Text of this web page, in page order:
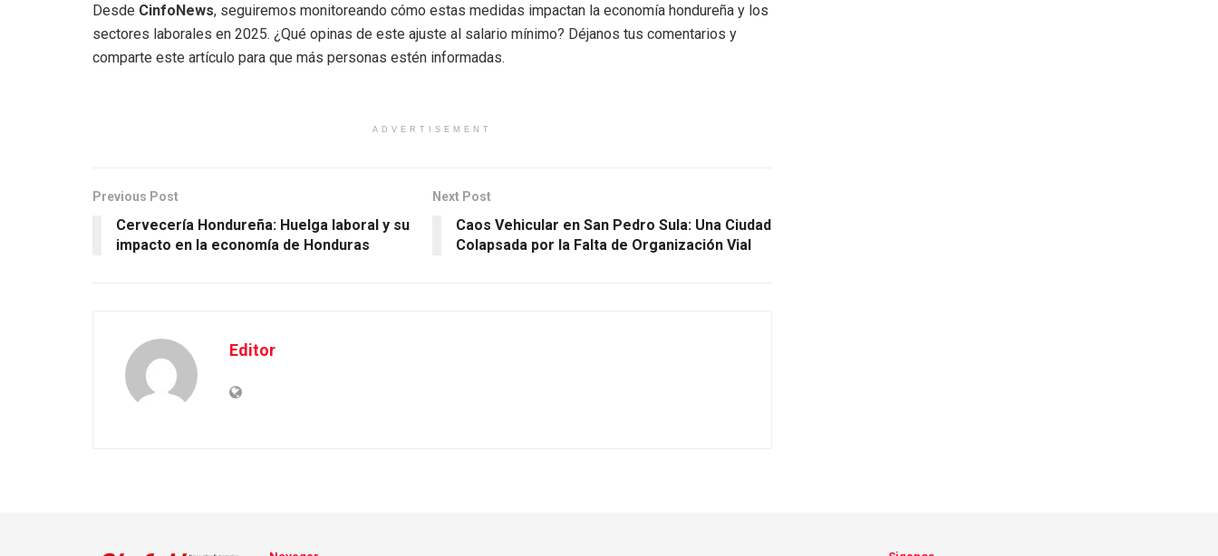
Desde CinfoNews, seguiremos monitoreando cómo estas medidas impactan la economía hondureña y los
sectores laborales en 2025. ¿Qué opinas de este ajuste al salario mínimo? Déjanos tus comentarios y
comparte este artículo para que más personas estén informadas.
ADVERTISEMENT
Previous Post
Cervecería Hondureña: Huelga laboral y su
impacto en la economía de Honduras
Next Post
Caos Vehicular en San Pedro Sula: Una Ciudad
Colapsada por la Falta de Organización Vial
Editor